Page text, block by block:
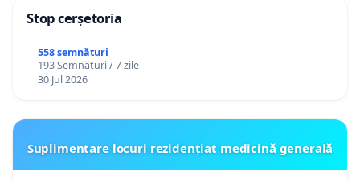
Stop cerșetoria
558 semnături
193 Semnături / 7 zile
30 Jul 2026
Suplimentare locuri rezidențiat medicină generală